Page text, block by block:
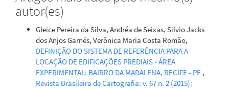
autor(es)
Gleice Pereira da Silva, Andréa de Seixas, Silvio Jacks
dos Anjos Garnés, Verônica Maria Costa Romão,
DEFINIÇÃO DO SISTEMA DE REFERÊNCIA PARA A
LOCAÇÃO DE EDIFICAÇÕES PREDIAIS - ÁREA
EXPERIMENTAL: BAIRRO DA MADALENA, RECIFE - PE ,
Revista Brasileira de Cartografia: v. 67 n. 2 (2015):